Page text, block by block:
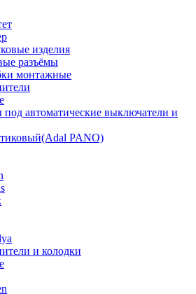
изделия
разъёмы
монтажные
под автоматические выключатели и
PANO)
и колодки